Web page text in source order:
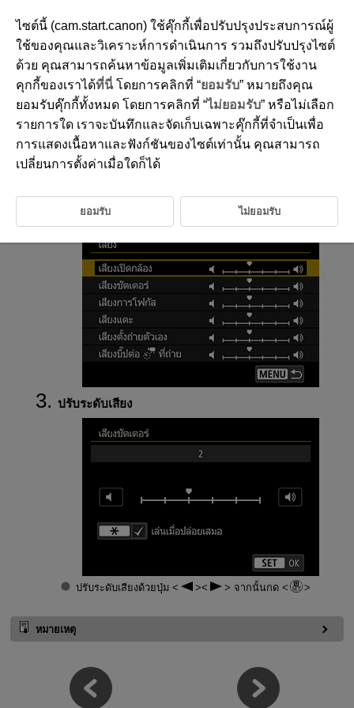
D292-176
ระดับเสียง
ระดับเสียงของกล้องสามารถปรับได้
เลือกตัวเลือก
ปรับระดับเสียง
ปรับระดับเสียงด้วยปุ่ม จากนั้นกด
หมายเหตุ
ไซต์นี้ (cam.start.canon) ใช้คุ๊กกี้เพื่อปรับปรุงประสบการณ์ผู้
ใช้ของคุณและวิเคราะห์การดำเนินการ รวมถึงปรับปรุงไซต์
ด้วย คุณสามารถค้นหาข้อมูลเพิ่มเติมเกี่ยวกับการใช้งาน
คุกกี้ของเราได้ที่นี่โดยการคลิกที่ “ยอมรับ” หมายถึงคุณ
ยอมรับคุ๊กกี้ทั้งหมด โดยการคลิกที่ “ไม่ยอมรับ” หรือไม่เลือก
รายการใด เราจะบันทึกและจัดเก็บเฉพาะคุ๊กกี้ที่จำเป็นเพื่อ
การแสดงเนื้อหาและฟังก์ชันของไซต์เท่านั้น คุณสามารถ
เปลี่ยนการตั้งค่าเมื่อใดก็ได้
ยอมรับ ไม่ยอมรับ